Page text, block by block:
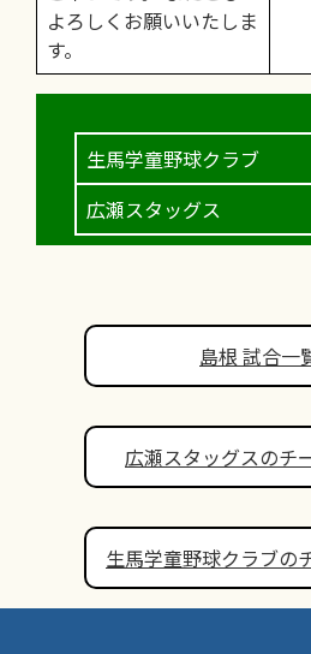
よろしくお願いいたしま
す。
生馬学童野球クラブ
広瀬スタッグス
島根 試合一
広瀬スタッグスのチ
生馬学童野球クラブの